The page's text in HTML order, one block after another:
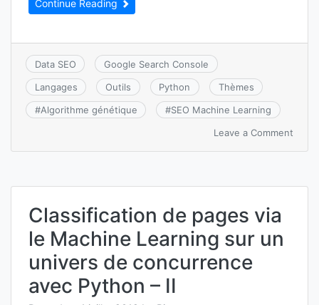
Continue Reading
Data SEO Google Search Console
Langages Outils Python Thèmes
#Algorithme génétique #SEO Machine Learning
Leave a Comment
Classification de pages via
le Machine Learning sur un
univers de concurrence
avec Python – II